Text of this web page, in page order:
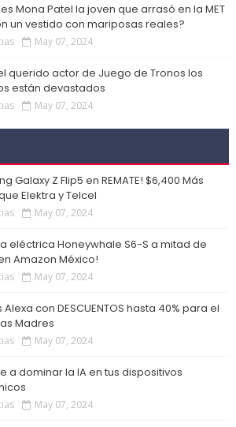
Mona Patel la joven que arrasó en la MET
un vestido con mariposas reales?
May 07, 2024
querido actor de Juego de Tronos los
están devastados
May 07, 2024
Galaxy Z Flip5 en REMATE! $6,400 Más
Elektra y Telcel
May 07, 2024
eléctrica Honeywhale S6-S a mitad de
Amazon México!
May 07, 2024
con DESCUENTOS hasta 40% para el
Madres
May 07, 2024
a dominar la IA en tus dispositivos
May 07, 2024